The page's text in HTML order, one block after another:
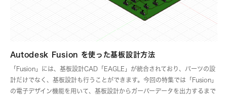
Autodesk Fusion を使った基板設計方法
「Fusion」には、基板設計CAD「EAGLE」が統合されており、パーツの設
計だけでなく、基板設計も行うことができます。今回の特集では「Fusion」
の電子デザイン機能を用いて、基板設計からガーバーデータを出力するまで